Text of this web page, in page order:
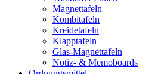
Magnettafeln
Kombitafeln
Kreidetafeln
Klapptafeln
Glas-Magnettafeln
Notiz- & Memoboards